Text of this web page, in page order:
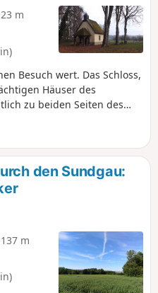
m
Besuch wert. Das Schloss,
Häuser des
zu beiden Seiten des
führt ein Ausflug
Stelle, an der einst das
zum Landfürstenweyer,
Wasser still daliegt.
den Sundgau:
m